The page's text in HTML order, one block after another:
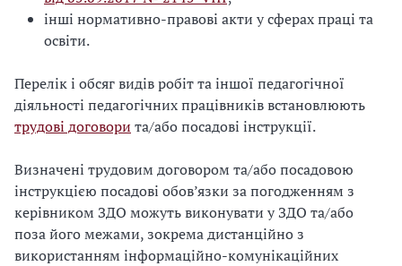
інші нормативно-правові акти у сферах праці та
освіти.
Перелік і обсяг видів робіт та іншої педагогічної
діяльності педагогічних працівників встановлюють
трудові договори та/або посадові інструкції.
Визначені трудовим договором та/або посадовою
інструкцією посадові обов’язки за погодженням з
керівником ЗДО можуть виконувати у ЗДО та/або
поза його межами, зокрема дистанційно з
використанням інформаційно-комунікаційних